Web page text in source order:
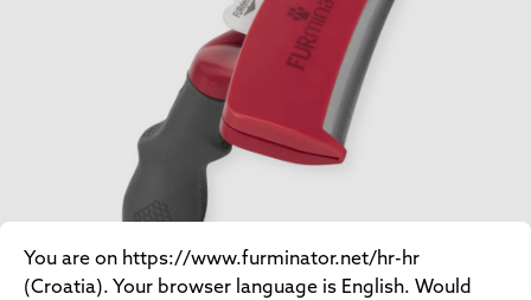
You are on https://www.furminator.net/hr-hr
(Croatia). Your browser language is English. Would